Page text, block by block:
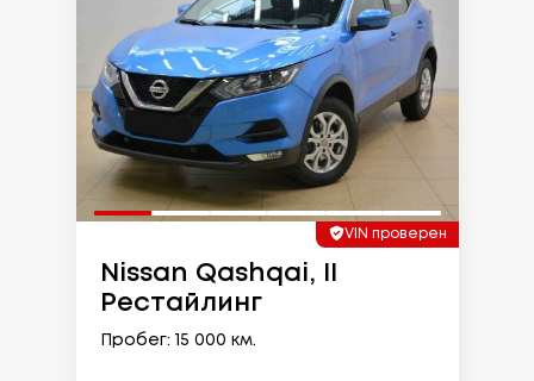
VIN проверен
Nissan Qashqai, II
Рестайлинг
Пробег: 15 000 км.